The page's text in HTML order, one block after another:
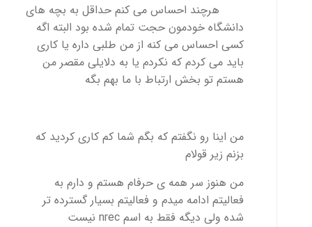
هرچند احساس می کنم حداقل به بچه های
دانشگاه خودمون حجت تمام شده بود البته اگه
کسی احساس می کنه از من طلبی داره یا کاری
باید می کردم که نکردم یا به دلایلی مقصر من
هستم تو بخش ارتباط با ما بهم بگه
من اینا رو نگفتم که بگم شما کم کاری کردید که
بزنم زیر قولام
من هنوز سر همه ی حرفام هستم و دارم به
فعالیتم ادامه میدم و فعالیتم بسیار گسترده تر
شده ولی دیگه فقط به اسم nrec نیست